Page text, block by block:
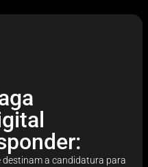
a candidatura para